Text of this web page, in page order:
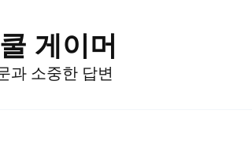
게이머
과 소중한 답변